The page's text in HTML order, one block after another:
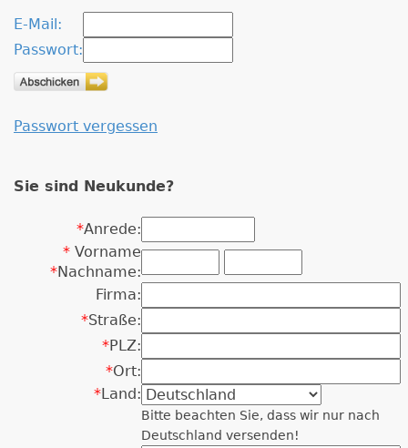
E-Mail:
Passwort:
Passwort vergessen
Sie sind Neukunde?
*Anrede:
* Vorname
*Nachname:
Firma:
*Straße:
*PLZ:
*Ort:
*Land:
Bitte beachten Sie, dass wir nur nach
Deutschland versenden!